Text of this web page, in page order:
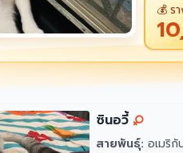
💰 ร
ซินอวี้
สายพันธุ์: อเมริ